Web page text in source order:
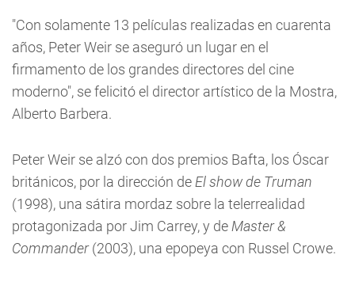
"Con solamente 13 películas realizadas en cuarenta
años, Peter Weir se aseguró un lugar en el
firmamento de los grandes directores del cine
moderno", se felicitó el director artístico de la Mostra,
Alberto Barbera.
Peter Weir se alzó con dos premios Bafta, los Óscar
británicos, por la dirección de El show de Truman
(1998), una sátira mordaz sobre la telerrealidad
protagonizada por Jim Carrey, y de Master &
Commander(2003), una epopeya con Russel Crowe.